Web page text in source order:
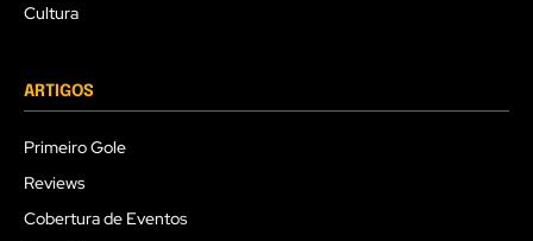
Cultura
ARTIGOS
Primeiro Gole
Reviews
Cobertura de Eventos